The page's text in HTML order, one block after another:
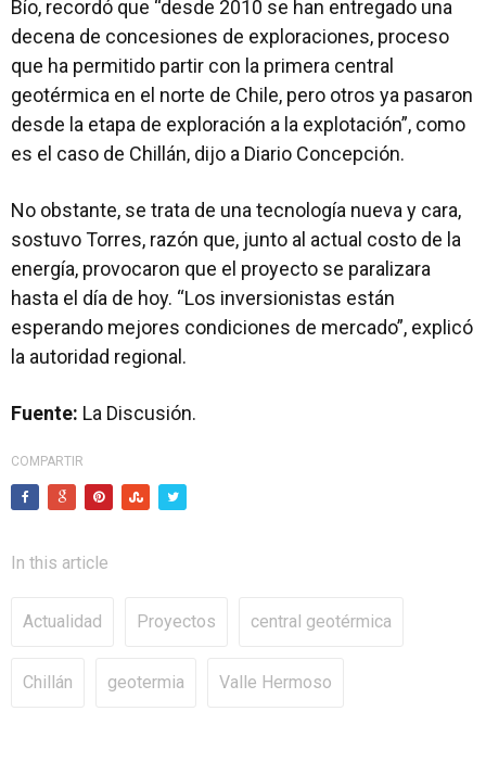
Bío, recordó que “desde 2010 se han entregado una
decena de concesiones de exploraciones, proceso
que ha permitido partir con la primera central
geotérmica en el norte de Chile, pero otros ya pasaron
desde la etapa de exploración a la explotación”, como
es el caso de Chillán, dijo a Diario Concepción.
No obstante, se trata de una tecnología nueva y cara,
sostuvo Torres, razón que, junto al actual costo de la
energía, provocaron que el proyecto se paralizara
hasta el día de hoy. “Los inversionistas están
esperando mejores condiciones de mercado”, explicó
la autoridad regional.
Fuente: La Discusión.
COMPARTIR
In this article
Actualidad Proyectos central geotérmica
Chillán geotermia Valle Hermoso